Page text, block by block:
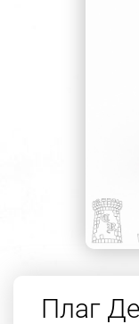
Плаг